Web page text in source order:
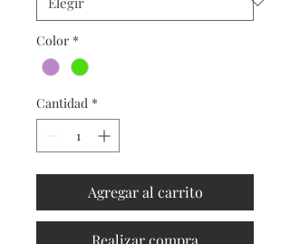
Color *
Cantidad *
Agregar al carrito
Realizar compra